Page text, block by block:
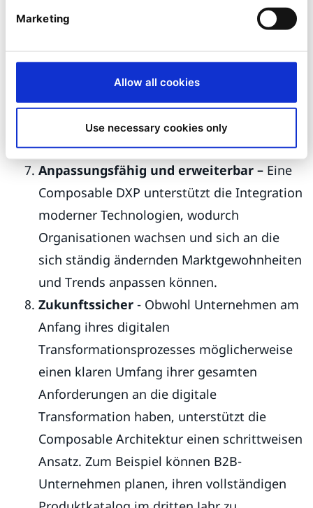
Marketing
Allow all cookies
Use necessary cookies only
Architektur, die es ihnen ermöglicht, an
kleineren, fokussierteren Komponenten zu
arbeiten. Dieser modulare Ansatz
vereinfacht die Entwicklung, fördert die
Zusammenarbeit zwischen
Entwicklungsteams und beschleunigt die
Entwicklungszyklen.
Anpassungsfähig und erweiterbar – Eine
Composable DXP unterstützt die Integration
moderner Technologien, wodurch
Organisationen wachsen und sich an die
sich ständig ändernden Marktgewohnheiten
und Trends anpassen können.
Zukunftssicher - Obwohl Unternehmen am
Anfang ihres digitalen
Transformationsprozesses möglicherweise
einen klaren Umfang ihrer gesamten
Anforderungen an die digitale
Transformation haben, unterstützt die
Composable Architektur einen schrittweisen
Ansatz. Zum Beispiel können B2B-
Unternehmen planen, ihren vollständigen